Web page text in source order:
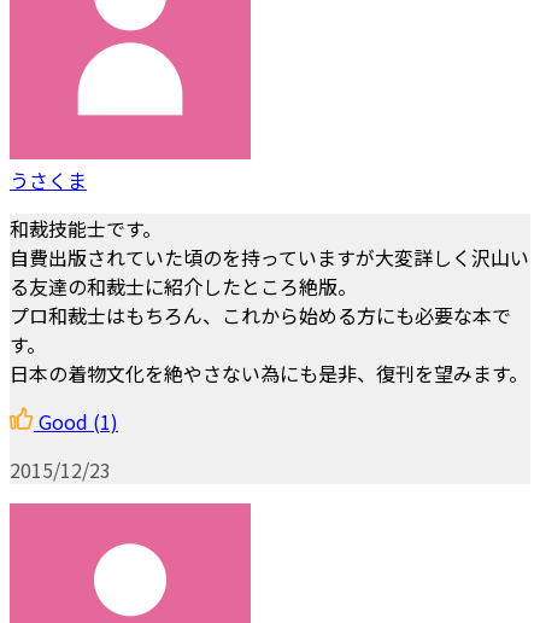
うさくま
和裁技能士です。
自費出版されていた頃のを持っていますが大変詳しく沢山い
る友達の和裁士に紹介したところ絶版。
プロ和裁士はもちろん、これから始める方にも必要な本で
す。
日本の着物文化を絶やさない為にも是非、復刊を望みます。
Good (1)
2015/12/23